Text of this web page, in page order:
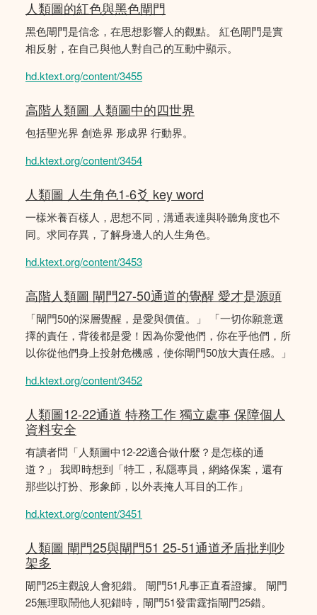
人類圖的紅色與黑色閘門
黑色閘門是信念，在思想影響人的觀點。 紅色閘門是實
相反射，在自己與他人對自己的互動中顯示。
hd.ktext.org/content/3455
高階人類圖 人類圖中的四世界
包括聖光界 創造界 形成界 行動界。
hd.ktext.org/content/3454
人類圖 人生角色1-6爻 key word
一樣米養百樣人，思想不同，溝通表達與聆聽角度也不
同。求同存異，了解身邊人的人生角色。
hd.ktext.org/content/3453
高階人類圖 閘門27-50通道的覺醒 愛才是源頭
「閘門50的深層覺醒，是愛與價值。」 「一切你願意選
擇的責任，背後都是愛！因為你愛他們，你在乎他們，所
以你從他們身上投射危機感，使你閘門50放大責任感。」
hd.ktext.org/content/3452
人類圖12-22通道 特務工作 獨立處事 保障個人
資料安全
有讀者問「人類圖中12-22適合做什麼？是怎樣的通
道？」 我即時想到「特工，私隱專員，網絡保案，還有
那些以打扮、形象師，以外表掩人耳目的工作」
hd.ktext.org/content/3451
人類圖 閘門25與閘門51 25-51通道矛盾批判吵
架多
閘門25主觀說人會犯錯。 閘門51凡事正直看證據。 閘門
25無理取鬧他人犯錯時，閘門51發雷霆指閘門25錯。